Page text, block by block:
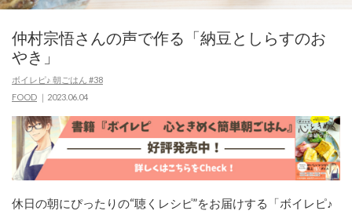
仲村宗悟さんの声で作る「納豆としらすのお
やき」
ボイレピ♪ 朝ごはん #38
FOOD
2023.06.04
休日の朝にぴったりの“聴くレシピ”をお届けする「ボイレピ♪